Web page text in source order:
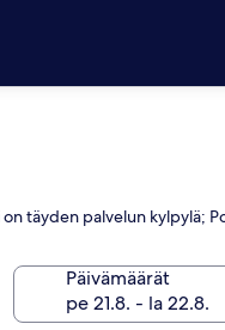
täyden palvelun kylpylä;
Päivämäärät